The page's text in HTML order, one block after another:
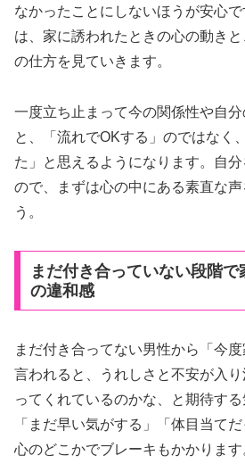
なかったことにしないほうが安心
は、家に誘われたときの心の動き
の仕方を見ていきます。
一度立ち止まって今の関係性や自
と、「流れでOKする」のではなく
た」と思えるようになります。自
ので、まずは心の中にある素直な
う。
まだ付き合っていない段階で
の違和感
まだ付き合ってない男性から「今
言われると、うれしさと不安が入
ってくれているのかな、と期待する
「まだ早い気がする」「体目当て
心のどこかでブレーキもかかります